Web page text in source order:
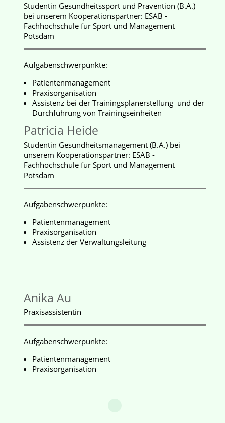
Studentin Gesundheitssport und Prävention (B.A.)
bei unserem Kooperationspartner: ESAB -
Fachhochschule für Sport und Management
Potsdam
Aufgabenschwerpunkte:
Patientenmanagement
Praxisorganisation
Assistenz bei der Trainingsplanerstellung und der
Durchführung von Trainingseinheiten
Patricia Heide
Studentin Gesundheitsmanagement (B.A.) bei
unserem Kooperationspartner: ESAB -
Fachhochschule für Sport und Management
Potsdam
Aufgabenschwerpunkte:
Patientenmanagement
Praxisorganisation
Assistenz der Verwaltungsleitung
Anika Au
Praxisassistentin
Aufgabenschwerpunkte:
Patientenmanagement
Praxisorganisation